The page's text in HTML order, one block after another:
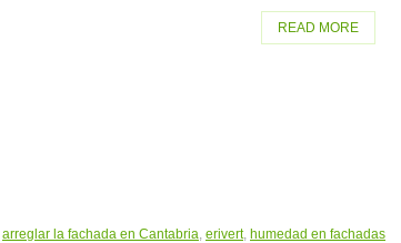
READ MORE
arreglar la fachada en Cantabria, erivert, humedad en fachadas